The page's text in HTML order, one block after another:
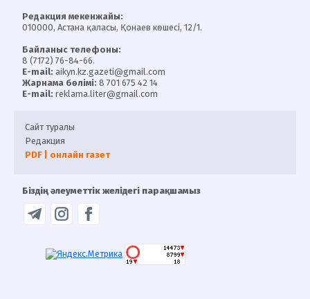
Редакция мекенжайы:
010000, Астана қаласы, Қонаев көшесі, 12/1.
Байланыс телефоны:
8 (7172) 76-84-66.
E-mail: aikyn.kz.gazeti@gmail.com
Жарнама бөлімі: 8 701 675 42 14
E-mail: reklama.liter@gmail.com
Сайт туралы
Редакция
PDF | онлайн газет
Біздің әлеуметтік желідегі парақшамыз